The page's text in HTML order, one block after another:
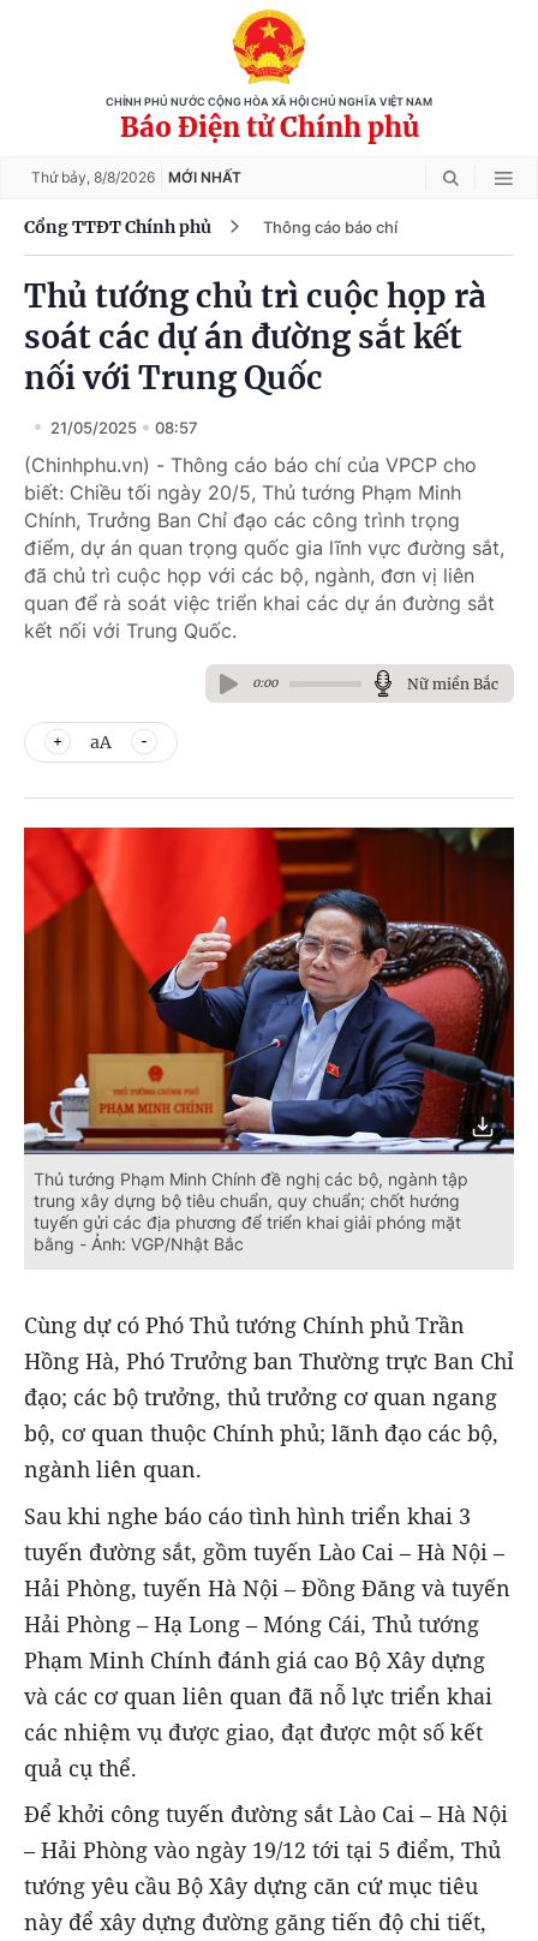
CHÍNH PHỦ NƯỚC CỘNG HÒA XÃ HỘI CHỦ NGHĨA VIỆT NAM
Báo Điện tử Chính phủ
Thứ bảy, 8/8/2026 MỚI NHẤT
Cổng TTĐT Chính phủ Thông cáo báo chí
Thủ tướng chủ trì cuộc họp rà
soát các dự án đường sắt kết
nối với Trung Quốc
21/05/2025 08:57
(Chinhphu.vn) - Thông cáo báo chí của VPCP cho
biết: Chiều tối ngày 20/5, Thủ tướng Phạm Minh
Chính, Trưởng Ban Chỉ đạo các công trình trọng
điểm, dự án quan trọng quốc gia lĩnh vực đường sắt,
đã chủ trì cuộc họp với các bộ, ngành, đơn vị liên
quan để rà soát việc triển khai các dự án đường sắt
kết nối với Trung Quốc.
0:00 Nữ miền Bắc
aA
Thủ tướng Phạm Minh Chính đề nghị các bộ, ngành tập
trung xây dựng bộ tiêu chuẩn, quy chuẩn; chốt hướng
tuyến gửi các địa phương để triển khai giải phóng mặt
bằng - Ảnh: VGP/Nhật Bắc
Cùng dự có Phó Thủ tướng Chính phủ Trần
Hồng Hà, Phó Trưởng ban Thường trực Ban Chỉ
đạo; các bộ trưởng, thủ trưởng cơ quan ngang
bộ, cơ quan thuộc Chính phủ; lãnh đạo các bộ,
ngành liên quan.
Sau khi nghe báo cáo tình hình triển khai 3
tuyến đường sắt, gồm tuyến Lào Cai – Hà Nội –
Hải Phòng, tuyến Hà Nội – Đồng Đăng và tuyến
Hải Phòng – Hạ Long – Móng Cái, Thủ tướng
Phạm Minh Chính đánh giá cao Bộ Xây dựng
và các cơ quan liên quan đã nỗ lực triển khai
các nhiệm vụ được giao, đạt được một số kết
quả cụ thể.
Để khởi công tuyến đường sắt Lào Cai – Hà Nội
– Hải Phòng vào ngày 19/12 tới tại 5 điểm, Thủ
tướng yêu cầu Bộ Xây dựng căn cứ mục tiêu
này để xây dựng đường găng tiến độ chi tiết,